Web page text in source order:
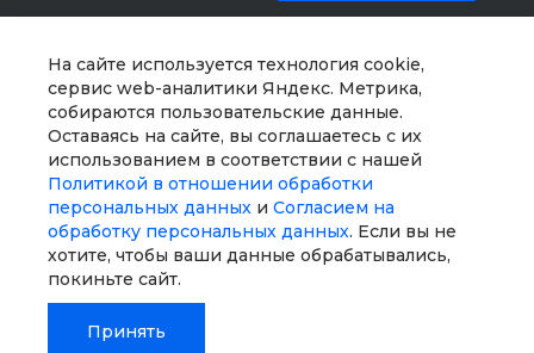
На сайте используется технология cookie,
сервис web-аналитики Яндекс. Метрика,
собираются пользовательские данные.
Оставаясь на сайте, вы соглашаетесь с их
использованием в соответствии с нашей
Политикой в отношении обработки
персональных данных и Согласием на
обработку персональных данных. Если вы не
хотите, чтобы ваши данные обрабатывались,
покиньте сайт.
Принять
г. Москва, ул. Шапкина, д. 11